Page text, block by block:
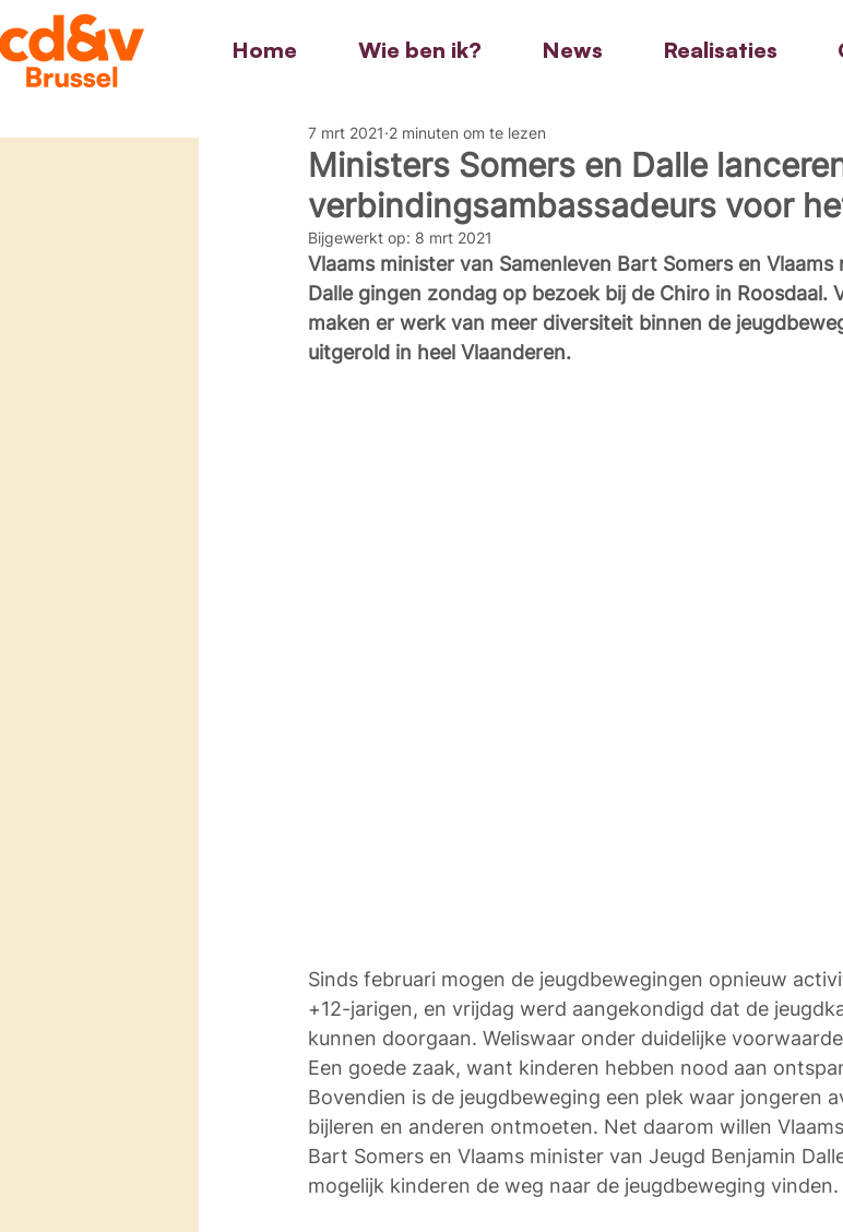
Home Wie ben ik? News Realisaties
Ministers Somers en Dalle
verbindingsambassadeurs voor
7 mrt 2021 2 minuten om te lezen
Bijgewerkt op: 8 mrt 2021
Vlaams minister van Samenleven Bart Somers en
Dalle gingen zondag op bezoek bij de Chiro in Roosdaal.
maken er werk van meer diversiteit binnen de
uitgerold in heel Vlaanderen.
Sinds februari mogen de jeugdbewegingen opnieuw
+12-jarigen, en vrijdag werd aangekondigd dat de
kunnen doorgaan. Weliswaar onder duidelijke
Een goede zaak, want kinderen hebben nood aan
Bovendien is de jeugdbeweging een plek waar jongeren
bijleren en anderen ontmoeten. Net daarom willen
Bart Somers en Vlaams minister van Jeugd Benjamin
mogelijk kinderen de weg naar de jeugdbeweging vinden.